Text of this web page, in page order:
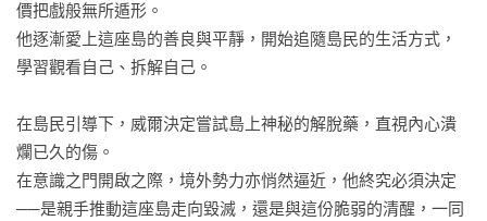
價把戲般無所遁形。
他逐漸愛上這座島的善良與平靜，開始追隨島民的生活方式，
學習觀看自己、拆解自己。
在島民引導下，威爾決定嘗試島上神秘的解脫藥，直視內心潰
爛已久的傷。
在意識之門開啟之際，境外勢力亦悄然逼近，他終究必須決定
──是親手推動這座島走向毀滅，還是與這份脆弱的清醒，一同